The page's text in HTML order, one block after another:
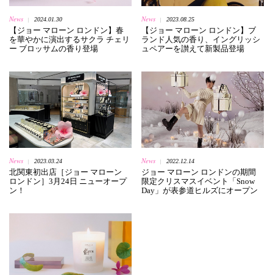
News 2024.01.30
【ジョー マローン ロンドン】春
を華やかに演出するサクラ チェリ
ー ブロッサムの香り登場
News 2023.08.25
【ジョー マローン ロンドン】ブ
ランド人気の香り、イングリッシ
ュペアーを讃えて新製品登場
News 2023.03.24
北関東初出店［ジョー マローン
ロンドン］3月24日 ニューオープ
ン！
News 2022.12.14
ジョー マローン ロンドンの期間
限定クリスマスイベント「Snow
Day」が表参道ヒルズにオープン